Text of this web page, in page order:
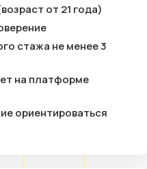
от 21 года)
стажа не менее 3
на платформе
ориентироваться